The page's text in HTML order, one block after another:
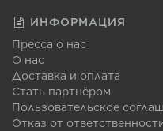
ИНФОРМАЦИЯ
Пресса о нас
О нас
Доставка и оплата
Стать партнёром
Пользовательское
Отказ от